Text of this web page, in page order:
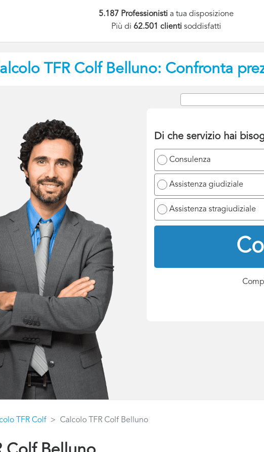
5.187 Professionisti a tua disposizione
Più di62.501 clientisoddisfatti
TFR Colf Belluno: Confronta
Di che servizio hai
Consulenza
Assistenza giudiziale
Assistenza stragiudiziale
TFR Colf Calcolo TFR Colf Belluno